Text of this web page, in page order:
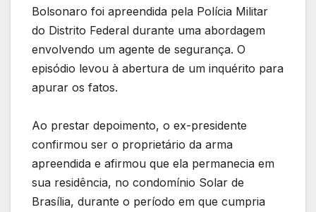
Bolsonaro foi apreendida pela Polícia Militar
do Distrito Federal durante uma abordagem
envolvendo um agente de segurança. O
episódio levou à abertura de um inquérito para
apurar os fatos.
Ao prestar depoimento, o ex-presidente
confirmou ser o proprietário da arma
apreendida e afirmou que ela permanecia em
sua residência, no condomínio Solar de
Brasília, durante o período em que cumpria